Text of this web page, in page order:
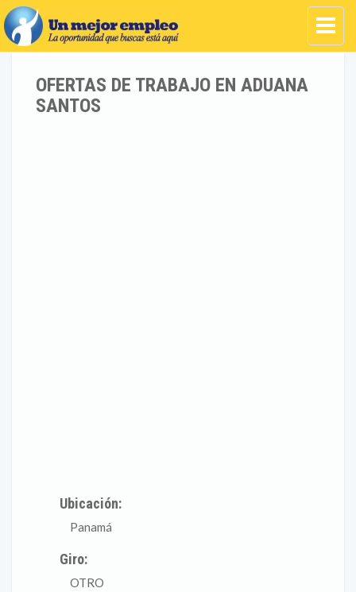
OFERTAS DE TRABAJO EN ADUANA
SANTOS
Ubicación:
Panamá
Giro:
OTRO